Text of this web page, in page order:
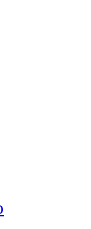
Islam, kunjungi situs resmi